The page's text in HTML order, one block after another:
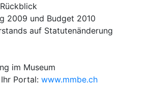
2009 und Budget 2010
auf Statutenänderung
im Museum
Portal: www.mmbe.ch